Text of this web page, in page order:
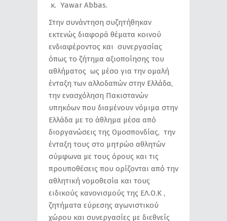
κ. Yawar Abbas.
Στην συνάντηση συζητήθηκαν
εκτενώς διαφορά θέματα κοινού
ενδιαφέροντος και συνεργασίας
όπως το ζήτημα αξιοποίησης του
αθλήματος ως μέσο για την ομαλή
ένταξη των αλλοδαπών στην Ελλάδα,
την ενασχόληση Πακιστανών
υπηκόων που διαμένουν νόμιμα στην
Ελλάδα με το άθλημα μέσα από
διοργανώσεις της Ομοσπονδίας, την
ένταξη τους στο μητρώο αθλητών
σύμφωνα με τους όρους και τις
προυποθέσεις που ορίζονται από την
αθλητική νομοθεσία και τους
ειδικούς κανονισμούς της ΕΛ.Ο.Κ ,
ζητήματα εύρεσης αγωνιστικού
χώρου και συνεργασίες με διεθνείς